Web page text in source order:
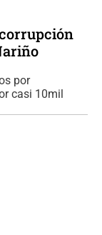
por
casi 10mil